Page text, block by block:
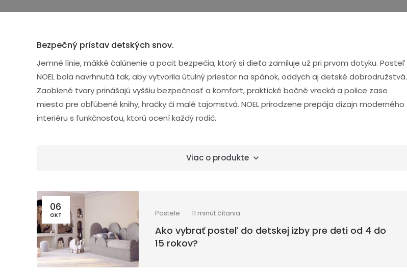
Bezpečný prístav detských snov.
Jemné línie, mäkké čalúnenie a pocit bezpečia, ktorý si dieťa zamiluje už pri prvom dotyku. Posteľ
NOEL bola navrhnutá tak, aby vytvorila útulný priestor na spánok, oddych aj detské dobrodružstvá.
Zaoblené tvary prinášajú vyššiu bezpečnosť a komfort, praktické bočné vrecká a police zase
miesto pre obľúbené knihy, hračky či malé tajomstvá. NOEL prirodzene prepája dizajn moderného
interiéru s funkčnosťou, ktorú ocení každý rodič.
Viac o produkte
06
OKT Postele 11 minút čítania
Ako vybrať posteľ do detskej izby pre deti od 4 do
15 rokov?